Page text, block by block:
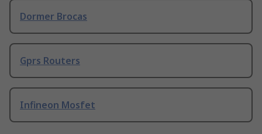
Dormer Brocas
Gprs Routers
Infineon Mosfet